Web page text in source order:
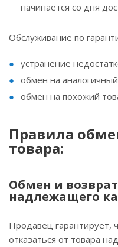
начинается со дня
Обслуживание по
устранение
обмен на
обмен на похожий
Правила
товара:
Обмен и
надлежащего
Продавец гарантирует,
отказаться от товара